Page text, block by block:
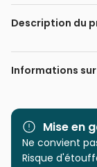
Description du
Shanya Bharti
Informations
Marque
Catégorie
Mise en
Ne convient
Risque